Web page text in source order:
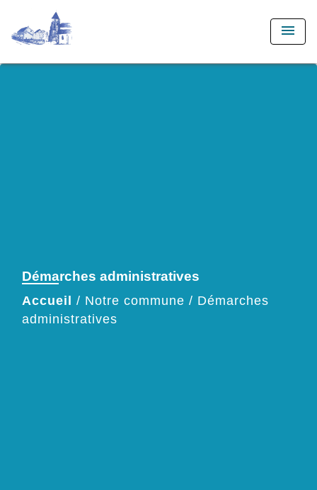
menu
Démarches administratives
Accueil / Notre commune / Démarches
administratives